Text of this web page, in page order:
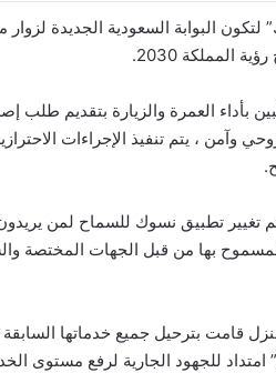
البوابة السعودية الجديدة لزوار
2030.
العمرة والزيارة بتقديم طلب
وآمن ، يتم تنفيذ الإجراءات
تطبيق نسوك للسماح لمن
بها من قبل الجهات المختصة
للجهود الجارية لرفع مستوى